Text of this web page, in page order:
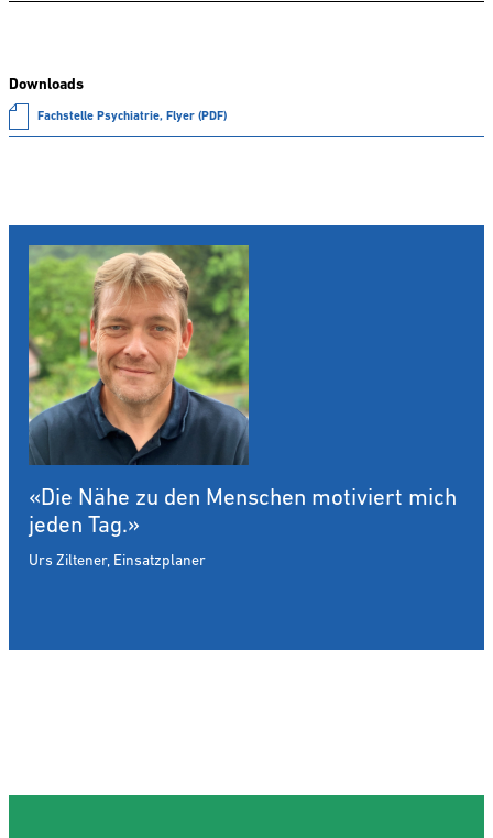
Downloads
Fachstelle Psychiatrie, Flyer (PDF)
«Die Nähe zu den Menschen motiviert mich
jeden Tag.»
Urs Ziltener, Einsatzplaner